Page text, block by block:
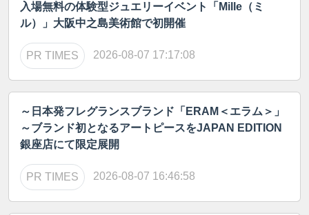
入場無料の体験型ジュエリーイベント「Mille（ミ
ル）」大阪中之島美術館で初開催
PR TIMES 2026-08-07 17:17:08
～日本発フレグランスブランド「ERAM＜エラム＞」
～ブランド初となるアートピースをJAPAN EDITION
銀座店にて限定展開
PR TIMES 2026-08-07 16:46:58